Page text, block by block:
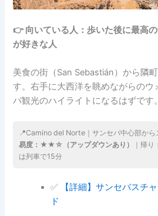
👉 向いている人：歩いた後に最高
が好きな人
美食の街（San Sebastián）から隣
す。右手に大西洋を眺めながらのウ
バ観光のハイライトになるはずです。
📍Camino del Norte｜サンセバ中心部か
易度：★★☆（アップダウンあり）
｜帰
は列車で15分
✅
【詳細】サンセバスチ
ド